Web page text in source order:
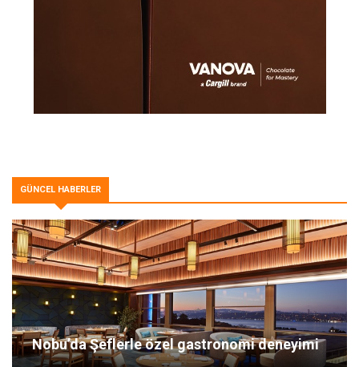
GÜNCEL HABERLER
Nobu’da Şeflerle özel gastronomi deneyimi